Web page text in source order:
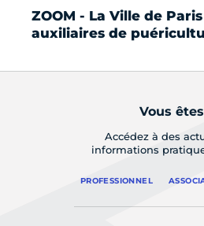
ZOOM - La Ville de
auxiliaires de
Vous
Accédez à des
informations
PROFESSIONNEL